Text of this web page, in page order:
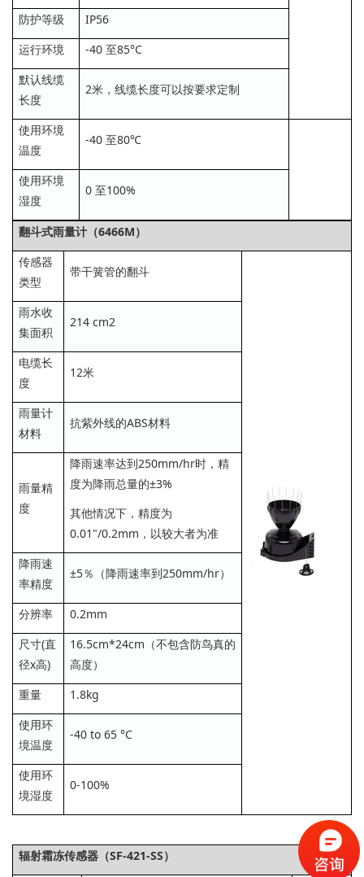
防护等级
IP56
运行环境
-40 至85°C
默认线缆
长度
2米，线缆长度可以按要求定制
使用环境
温度
-40 至80℃
使用环境
湿度
0 至100%
翻斗式雨量计（6466M）
传感器
类型
带干簧管的翻斗
雨水收
集面积
214 cm2
电缆长
度
12米
雨量计
材料
抗紫外线的ABS材料
雨量精
度
降雨速率达到250mm/hr时，精
度为降雨总量的±3%
其他情况下，精度为
0.01"/0.2mm，以较大者为准
降雨速
率精度
±5％（降雨速率到250mm/hr）
分辨率
0.2mm
尺寸(直
径x高)
16.5cm*24cm（不包含防鸟真的
高度）
重量
1.8kg
使用环
境温度
-40 to 65 °C
使用环
境湿度
0-100%
辐射霜冻传感器（SF-421-SS）